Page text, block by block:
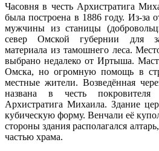
Часовня в честь Архистратига
была построена в 1886 году. Из-за
мужчины из станицы
север Омской губернии для
материала из тамошнего леса.
выбрано недалеко от Иртыша.
Омска, но огромную помощь в
местные жители. Возведённая
названа в честь покровителя
Архистратига Михаила. Здание
кубическую форму. Венчали её
стороны здания располагался
частью храма.